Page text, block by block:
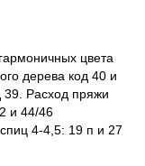
цвета
дерева код 40 и
39. Расход пряжи
и 44/46
4-4,5: 19 п и 27